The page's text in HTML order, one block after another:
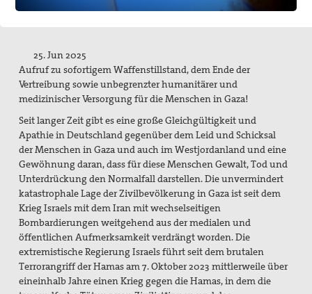
Flucht und Migration
Frieden, Soziale Gerechtigkeit und Klimapolitik
pc-Korrespondenz
Archiv
Materialien
Print-Materialien
Newsletter
Ausstellung Gestalten der Gewaltfreiheit
Papst Johannes XXIII-Preis
25. Jun 2025
Aufruf zu sofortigem Waffenstillstand, dem Ende der
Vertreibung sowie unbegrenzter humanitärer und
medizinischer Versorgung für die Menschen in Gaza!
Seit langer Zeit gibt es eine große Gleichgültigkeit und
Apathie in Deutschland gegenüber dem Leid und Schicksal
der Menschen in Gaza und auch im Westjordanland und eine
Gewöhnung daran, dass für diese Menschen Gewalt, Tod und
Unterdrückung den Normalfall darstellen. Die unvermindert
katastrophale Lage der Zivilbevölkerung in Gaza ist seit dem
Krieg Israels mit dem Iran mit wechselseitigen
Bombardierungen weitgehend aus der medialen und
öffentlichen Aufmerksamkeit verdrängt worden. Die
extremistische Regierung Israels führt seit dem brutalen
Terrorangriff der Hamas am 7. Oktober 2023 mittlerweile über
eineinhalb Jahre einen Krieg gegen die Hamas, in dem die